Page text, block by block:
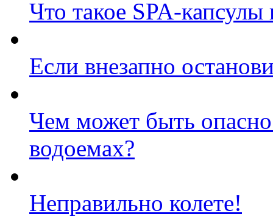
Что такое SPA-
Если внезапно
Чем может быть
водоемах?
Неправильно колете!